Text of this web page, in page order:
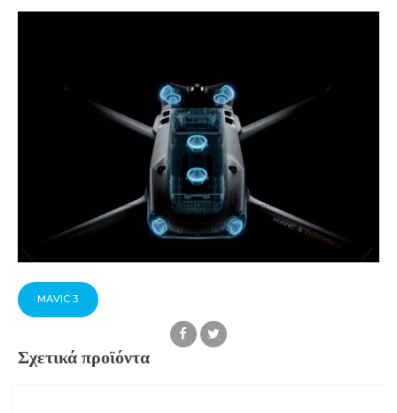
MAVIC 3
Σχετικά προϊόντα